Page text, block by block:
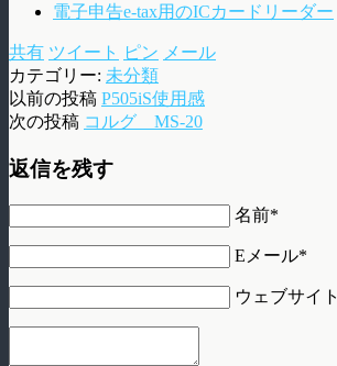
電子申告e-tax用のICカードリーダー
共有 ツイート ピン メール
カテゴリー: 未分類
以前の投稿 P505iS使用感
次の投稿 コルグ MS-20
返信を残す
名前*
Eメール*
ウェブサイト